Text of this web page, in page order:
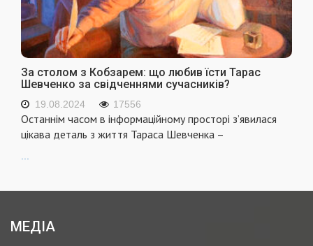
За столом з Кобзарем: що любив їсти Тарас
Шевченко за свідченнями сучасників?
19.08.2024 17556
Останнім часом в інформаційному просторі з’явилася
цікава деталь з життя Тараса Шевченка –
МЕДІА